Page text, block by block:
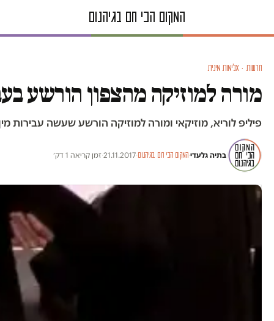
חדשות · אלימות מינית
מורה למוזיקה מהצפון הורשע
פיליפ לוריא, מוזיקאי ומורה למוזיקה הורשע שעשה
בתיה גלעדי·המקום הכי חם בגיהנום·
21.11.2017
·זמן קריאה 1 דק׳